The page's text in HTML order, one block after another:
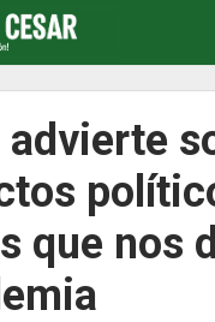
advierte
que nos